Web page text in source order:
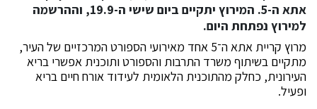
אתא ה-5. המירוץ יתקיים ביום שישי ה-19.9, וההרשמה
למירוץ נפתחת היום.
מרוץ קריית אתא ה־5 אחד מאירועי הספורט המרכזיים של העיר,
מתקיים בשיתוף משרד התרבות והספורט ותוכנית אפשרי בריא
העירונית, כחלק מהתוכנית הלאומית לעידוד אורח חיים בריא
ופעיל.